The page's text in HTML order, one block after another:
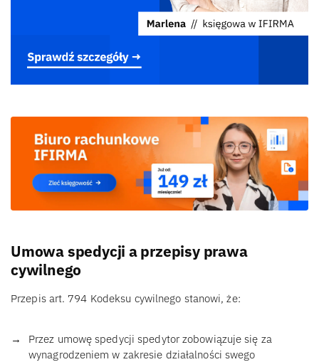
Umowa spedycji a przepisy prawa
cywilnego
Przepis art. 794 Kodeksu cywilnego stanowi, że:
Przez umowę spedycji spedytor zobowiązuje się za
wynagrodzeniem w zakresie działalności swego